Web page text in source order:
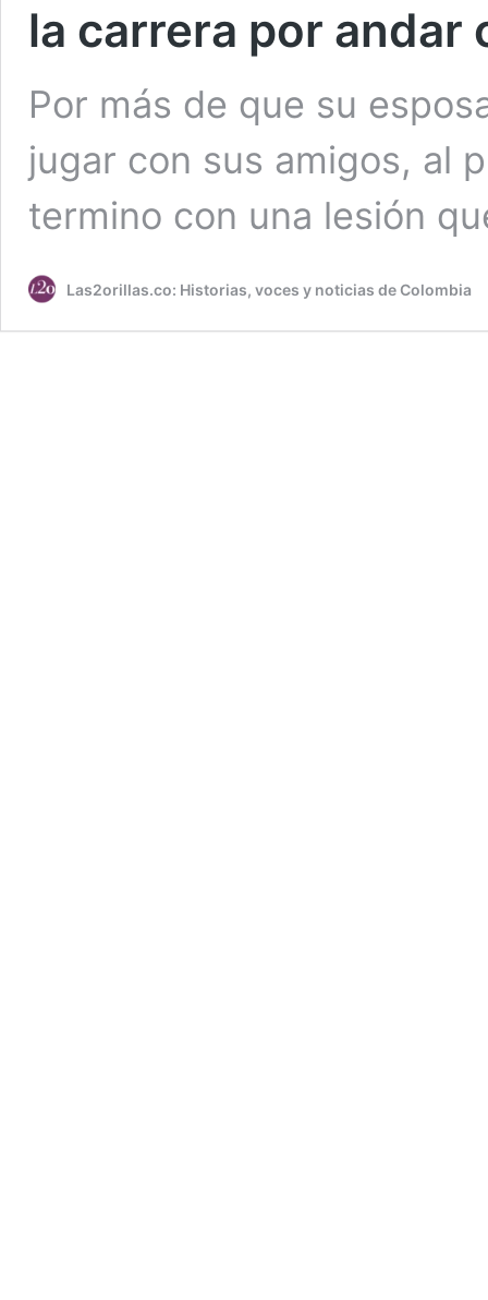
la carrera por andar
Por más de que su
jugar con sus amigos, al
termino con una lesión
Las2orillas.co: Historias, voces y noticias de Colombia